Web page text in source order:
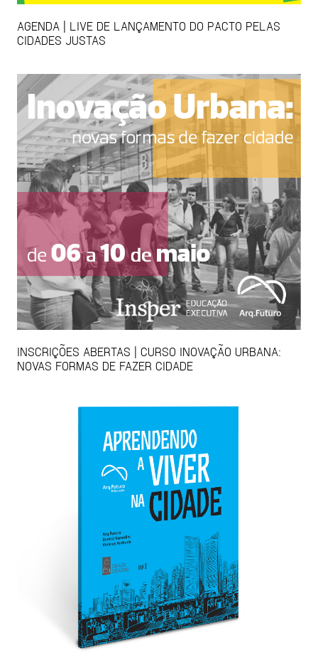
AGENDA | LIVE DE LANÇAMENTO DO PACTO PELAS
CIDADES JUSTAS
INSCRIÇÕES ABERTAS | CURSO INOVAÇÃO URBANA:
NOVAS FORMAS DE FAZER CIDADE